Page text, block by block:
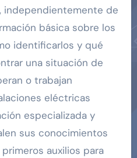
independientemente de
básica sobre los
identificarlos y qué
una situación de
o trabajan
eléctricas
especializada y
sus conocimientos
auxilios para